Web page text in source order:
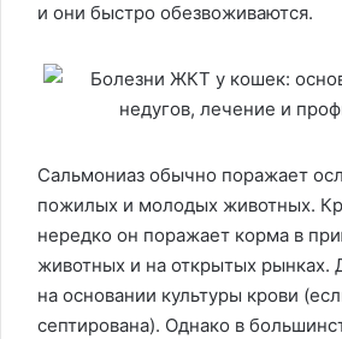
и они быстро обезвоживаются.
Сальмониаз обычно поражает
пожилых и молодых животных.
нередко он поражает корма в
животных и на открытых рынках.
на основании культуры крови
септирована). Однако в